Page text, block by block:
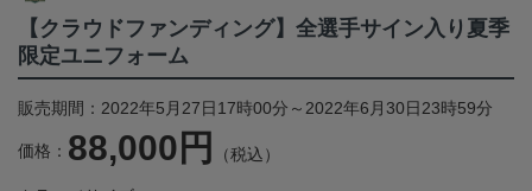
【クラウドファンディング】全選手サイン入り夏季
限定ユニフォーム
販売期間：2022年5月27日17時00分～2022年6月30日23時59分
価格： 88,000円 （税込）